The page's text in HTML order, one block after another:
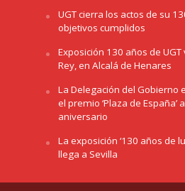
UGT cierra los actos de su
objetivos cumplidos
Exposición 130 años de
Rey, en Alcalá de Henares
La Delegación del Gobierno
el premio ‘Plaza de España’
aniversario
La exposición ‘130 años de
llega a Sevilla